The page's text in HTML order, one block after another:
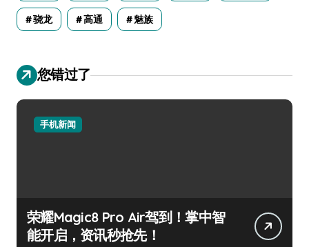
骁龙 高通 魅族
您错过了
手机新闻
荣耀Magic8 Pro Air驾到！掌中智
能开启，资讯秒抢先！